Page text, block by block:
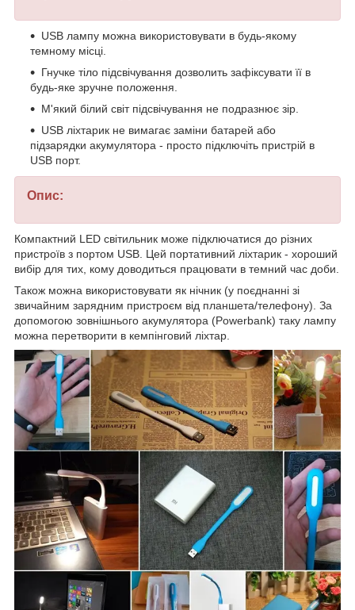
USB лампу можна використовувати в будь-якому
темному місці.
Гнучке тіло підсвічування дозволить зафіксувати її в
будь-яке зручне положення.
М'який білий світ підсвічування не подразнює зір.
USB ліхтарик не вимагає заміни батарей або
підзарядки акумулятора - просто підключіть пристрій в
USB порт.
Опис:
Компактний LED світильник може підключатися до різних
пристроїв з портом USB. Цей портативний ліхтарик - хороший
вибір для тих, кому доводиться працювати в темний час доби.
Також можна використовувати як нічник (у поєднанні зі
звичайним зарядним пристроєм від планшета/телефону). За
допомогою зовнішнього акумулятора (Powerbank) таку лампу
можна перетворити в кемпінговий ліхтар.